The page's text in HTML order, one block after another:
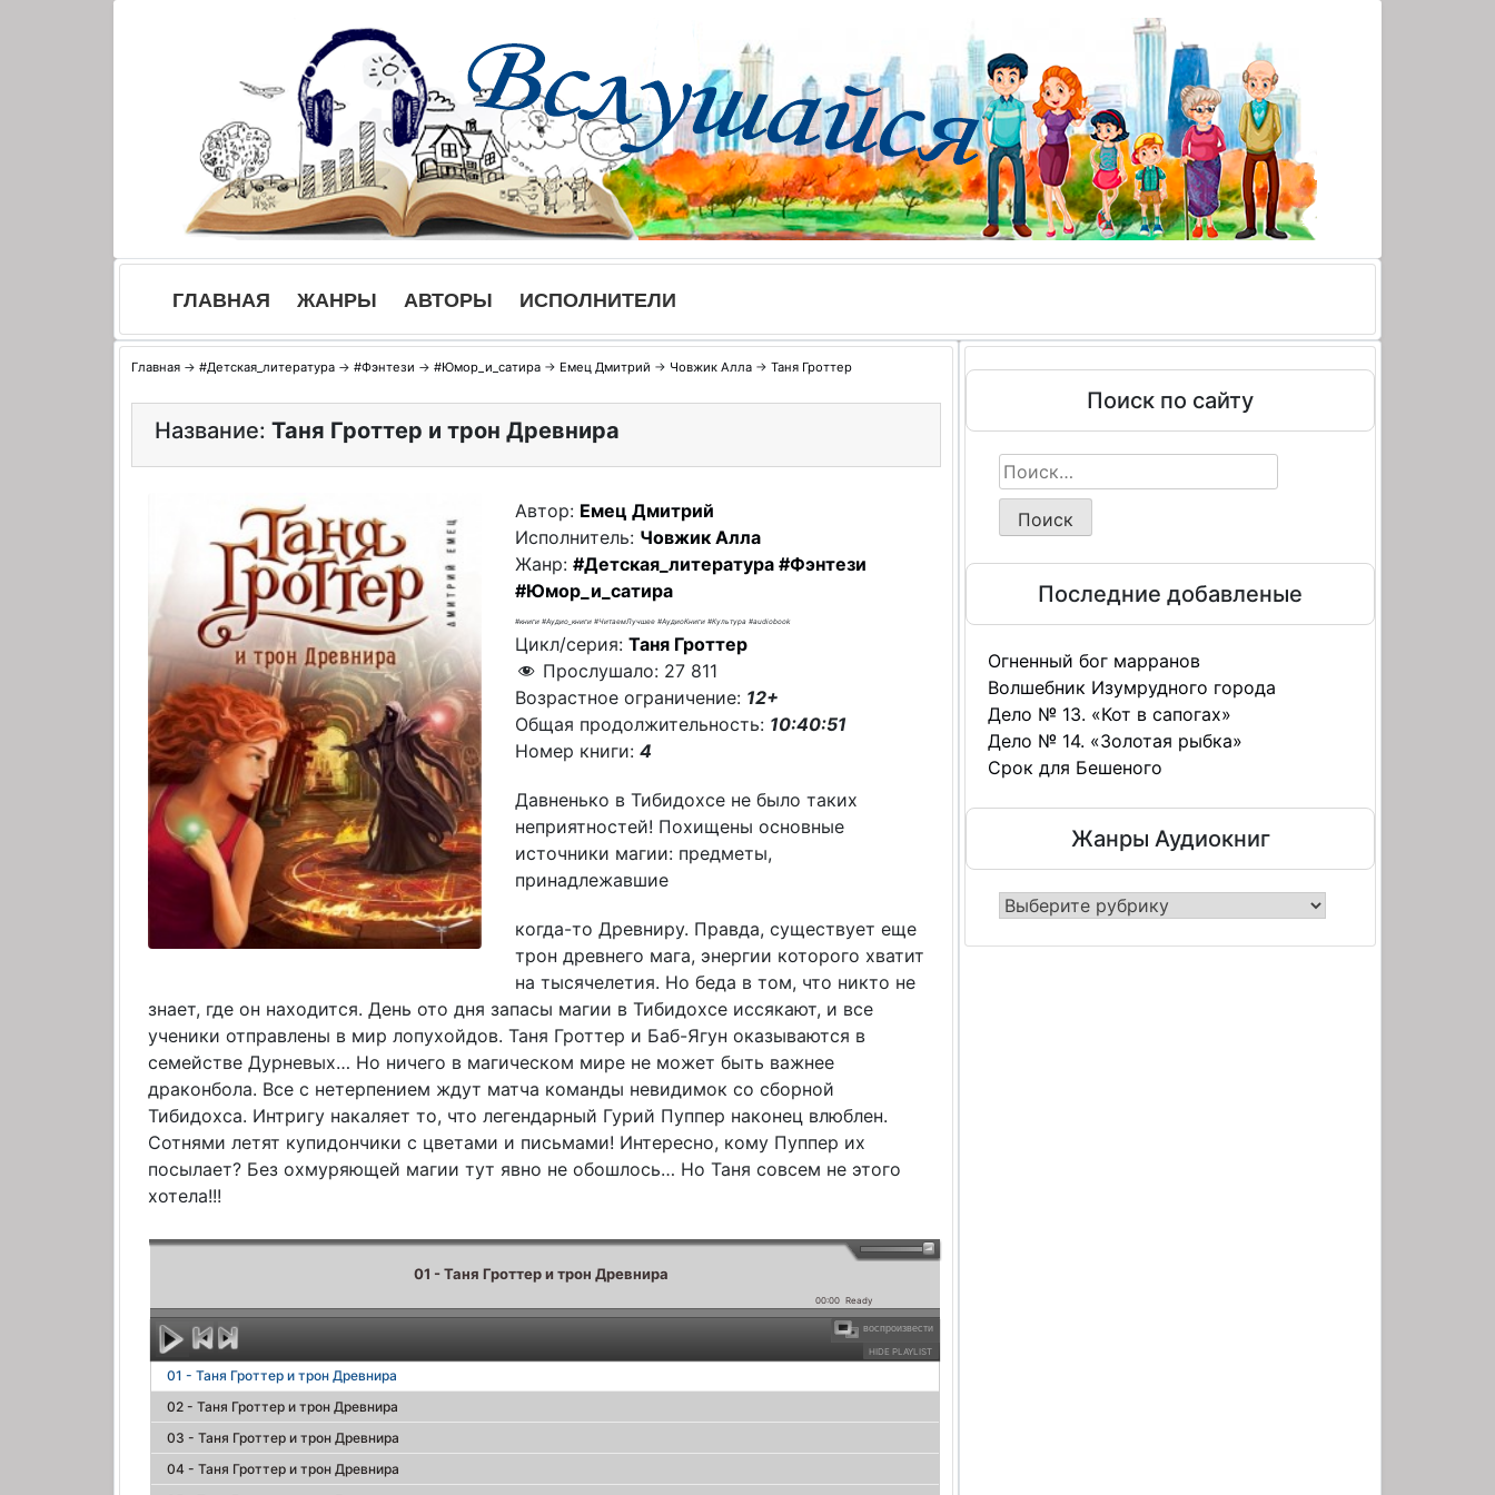
ГЛАВНАЯ ЖАНРЫ АВТОРЫ ИСПОЛНИТЕЛИ
Главная → #Детская_литература → #Фэнтези → #Юмор_и_сатира → Емец Дмитрий → Човжик Алла → Таня Гроттер
Название: Таня Гроттер и трон Древнира
Автор: Емец Дмитрий
Исполнитель: Човжик Алла
Жанр: #Детская_литература #Фэнтези
#Юмор_и_сатира
#книги #Аудио_книги #ЧитаемЛучшее #АудиоКниги #Культура #audiobook
Цикл/серия: Таня Гроттер
Прослушало: 27 811
Возрастное ограничение: 12+
Общая продолжительность: 10:40:51
Номер книги: 4
Давненько в Тибидохсе не было таких
неприятностей! Похищены основные
источники магии: предметы,
принадлежавшие
когда-то Древниру. Правда, существует еще
трон древнего мага, энергии которого хватит
на тысячелетия. Но беда в том, что никто не
знает, где он находится. День ото дня запасы магии в Тибидохсе иссякают, и все
ученики отправлены в мир лопухойдов. Таня Гроттер и Баб-Ягун оказываются в
семействе Дурневых… Но ничего в магическом мире не может быть важнее
драконбола. Все с нетерпением ждут матча команды невидимок со сборной
Тибидохса. Интригу накаляет то, что легендарный Гурий Пуппер наконец влюблен.
Сотнями летят купидончики с цветами и письмами! Интересно, кому Пуппер их
посылает? Без охмуряющей магии тут явно не обошлось… Но Таня совсем не этого
хотела!!!
01 - Таня Гроттер и трон Древнира
00:00 Ready
HIDE PLAYLIST
воспроизвести
01 - Таня Гроттер и трон Древнира
02 - Таня Гроттер и трон Древнира
03 - Таня Гроттер и трон Древнира
04 - Таня Гроттер и трон Древнира
Поиск по сайту
Найти:
Последние добавленые
Огненный бог марранов
Волшебник Изумрудного города
Дело № 13. «Кот в сапогах»
Дело № 14. «Золотая рыбка»
Срок для Бешеного
Жанры Аудиокниг
Жанры